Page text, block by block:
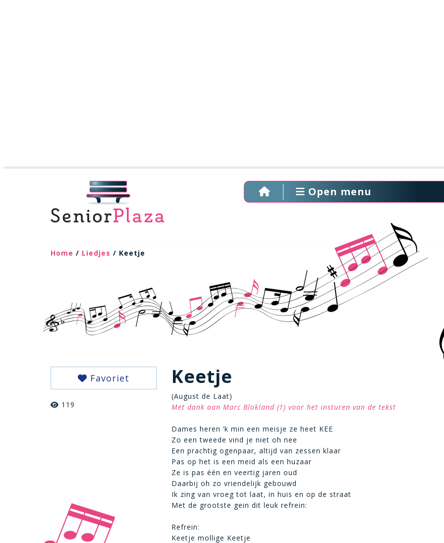
Open menu
Home / Liedjes / Keetje
Favoriet
119
Keetje
(August de Laat)
Met dank aan Marc Blokland (†) voor het insturen van de tekst
Dames heren ‘k min een meisje ze heet KEE
Zo een tweede vind je niet oh nee
Een prachtig ogenpaar, altijd van zessen klaar
Pas op het is een meid als een huzaar
Ze is pas één en veertig jaren oud
Daarbij oh zo vriendelijk gebouwd
Ik zing van vroeg tot laat, in huis en op de straat
Met de grootste gein dit leuk refrein:
Refrein:
Keetje mollige Keetje